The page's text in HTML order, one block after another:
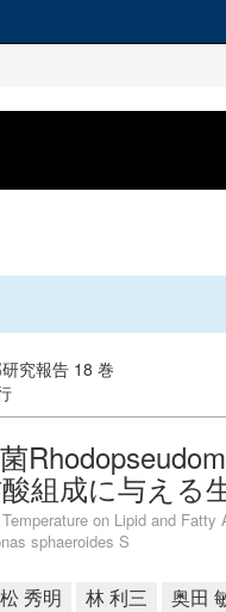
究報告 18 巻
組成に与える
on Lipid and
sphaeroides S
秀明 林 利三 奥田